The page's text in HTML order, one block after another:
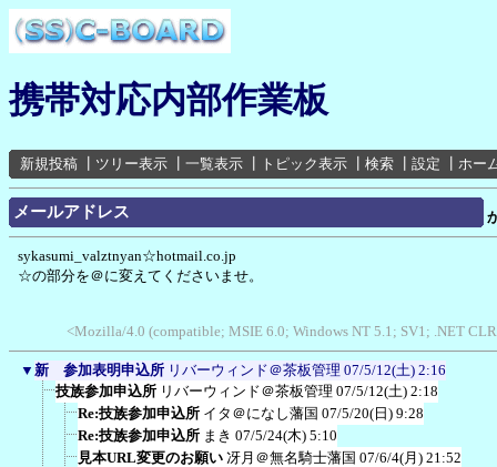
携帯対応内部作業板
新規投稿 ツリー表示 一覧表示 トピック表示 検索 設定 ホー
メールアドレス
sykasumi_valztnyan☆hotmail.co.jp
☆の部分を＠に変えてくださいませ。
<Mozilla/4.0 (compatible; MSIE 6.0; Windows NT 5.1; SV1; .NET
▼ 新 参加表明申込所 リバーウィンド＠茶板管理 07/5/12(土) 2:16
技族参加申込所 リバーウィンド＠茶板管理 07/5/12(土) 2:18
Re:技族参加申込所 イタ＠になし藩国 07/5/20(日) 9:28
Re:技族参加申込所 まき 07/5/24(木) 5:10
見本URL変更のお願い 冴月＠無名騎士藩国 07/6/4(月) 21:52